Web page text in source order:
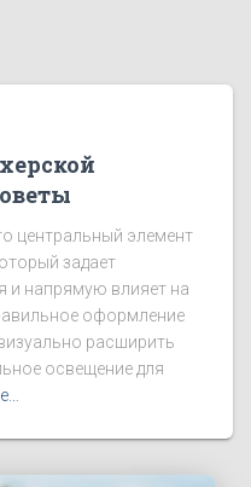
центральный элемент
задает
и напрямую влияет на
оформление
расширить
освещение для